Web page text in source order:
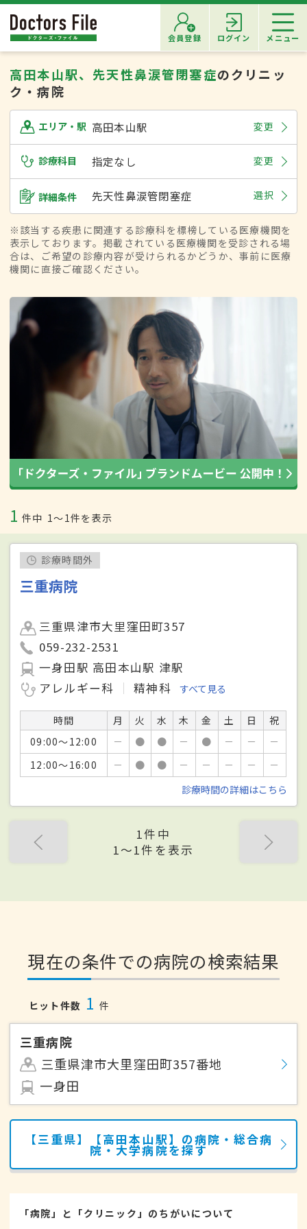
会員登録 ログイン メニュー
高田本山駅、先天性鼻涙管閉塞症のクリニッ
ク・病院
エリア・駅 高田本山駅 変更
診療科目 指定なし 変更
詳細条件 先天性鼻涙管閉塞症 選択
※該当する疾患に関連する診療科を標榜している医療機関を
表示しております。掲載されている医療機関を受診される場
合は、ご希望の診療内容が受けられるかどうか、事前に医療
機関に直接ご確認ください。
1 件中 1〜1件を表示
診療時間外
三重病院
三重県津市大里窪田町357
059-232-2531
一身田駅 高田本山駅 津駅
アレルギー科
精神科 すべて見る
時間 月 火 水 木 金 土 日
祝
09:00～12:00
－ ● ● － ● － －
－
12:00～16:00
－ ● ● － － － －
－
診療時間の詳細はこちら
1件中
1〜1件を表示
現在の条件での病院の検索結果
ヒット件数 1 件
三重病院
三重県津市大里窪田町357番地
一身田
【三重県】【高田本山駅】の病院・総合病
院・大学病院を探す
「病院」と「クリニック」のちがいについて